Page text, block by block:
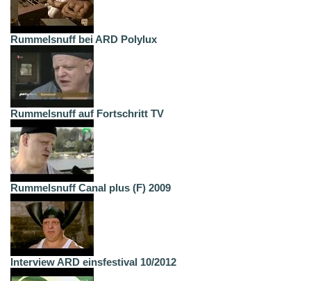
Rummelsnuff bei ARD Polylux
Rummelsnuff auf Fortschritt TV
Rummelsnuff Canal plus (F) 2009
Interview ARD einsfestival 10/2012